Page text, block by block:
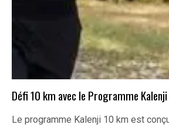
Défi 10 km avec le Programme Kalenji
Le programme Kalenji 10 km est